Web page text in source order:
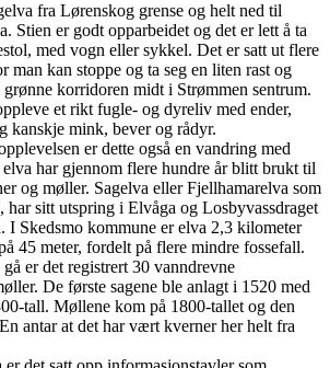
fra Lørenskog grense og helt ned til
Stien er godt opparbeidet og det er lett å ta
med vogn eller sykkel. Det er satt ut flere
man kan stoppe og ta seg en liten rast og
grønne korridoren midt i Strømmen sentrum.
et rikt fugle- og dyreliv med ender,
kanskje mink, bever og rådyr.
er dette også en vandring med
har gjennom flere hundre år blitt brukt til
og møller. Sagelva eller Fjellhamarelva som
har sitt utspring i Elvåga og Losbyvassdraget
I Skedsmo kommune er elva 2,3 kilometer
45 meter, fordelt på flere mindre fossefall.
er det registrert 30 vanndrevne
De første sagene ble anlagt i 1520 med
tall. Møllene kom på 1800-tallet og den
antar at det har vært kverner her helt fra